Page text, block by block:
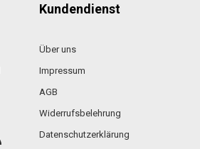
Kundendienst
Über uns
Impressum
AGB
Widerrufsbelehrung
Datenschutzerklärung